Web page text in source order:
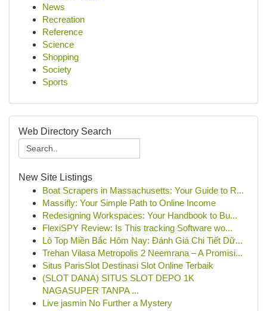
News
Recreation
Reference
Science
Shopping
Society
Sports
Web Directory Search
New Site Listings
Boat Scrapers in Massachusetts: Your Guide to R...
Massifly: Your Simple Path to Online Income
Redesigning Workspaces: Your Handbook to Bu...
FlexiSPY Review: Is This tracking Software wo...
Lô Top Miền Bắc Hôm Nay: Đánh Giá Chi Tiết Dữ...
Trehan Vilasa Metropolis 2 Neemrana – A Promisi...
Situs ParisSlot Destinasi Slot Online Terbaik
(SLOT DANA) SITUS SLOT DEPO 1K
NAGASUPER TANPA ...
Live jasmin No Further a Mystery